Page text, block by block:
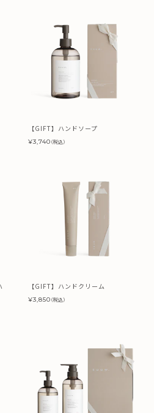
【GIFT】ハンドソープ
¥3,740（税込）
【GIFT】ハンドクリーム
¥3,850（税込）